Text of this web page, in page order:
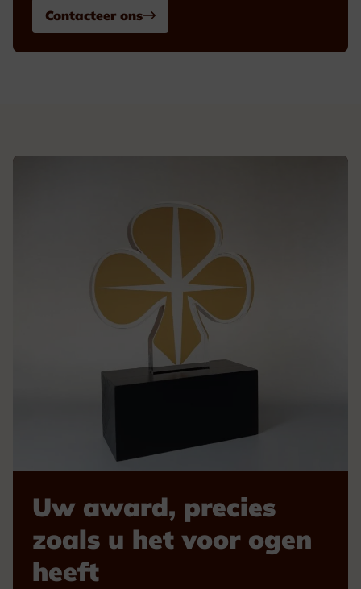
Contacteer ons
Uw award, precies
zoals u het voor ogen
heeft